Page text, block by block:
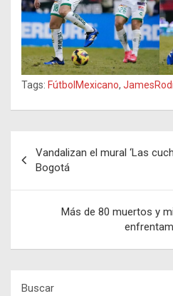
Tags: FútbolMexicano,
de
entradas
Vandalizan el mural ‘Las
Bogotá
Más de 80 muertos y
Buscar